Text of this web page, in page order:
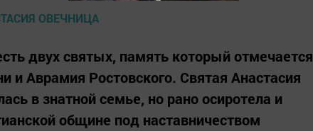
двух святых, память который отмечается
и Аврамия Ростовского. Святая Анастасия
в знатной семье, но рано осиротела и
общине под наставничеством